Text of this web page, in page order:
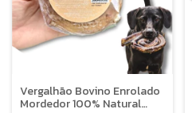
Vergalhão Bovino Enrolado
Mordedor 100% Natural